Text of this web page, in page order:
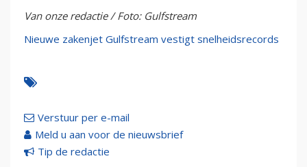
Van onze redactie / Foto: Gulfstream
Nieuwe zakenjet Gulfstream vestigt snelheidsrecords
Verstuur per e-mail
Meld u aan voor de nieuwsbrief
Tip de redactie